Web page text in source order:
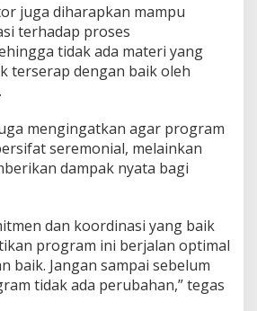
juga diharapkan mampu
terhadap proses
tidak ada materi yang
terserap dengan baik oleh
mengingatkan agar program
seremonial, melainkan
dampak nyata bagi
dan koordinasi yang baik
program ini berjalan optimal
baik. Jangan sampai sebelum
tidak ada perubahan,” tegas